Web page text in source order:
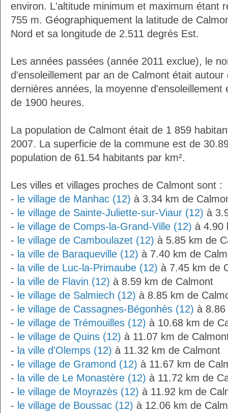
environ. L'altitude minimum et maximum étant
755 m. Géographiquement la latitude de
Nord et sa longitude de 2.511 degrés Est.
Les années passées (année 2011 exclue), le
d'ensoleillement par an de Calmont était
dernières années, la moyenne d'ensoleillement
de 1900 heures.
La population de Calmont était de 1 859
2007. La superficie de la commune est de
population de 61.54 habitants par km².
Les villes et villages proches de Calmont sont :
- le village de Manhac (12) à 3.34 km de
- le village de Sainte-Juliette-sur-Viaur (12) à
- le village de Comps-la-Grand-Ville (12) à 4.90
- le village de Camboulazet (12) à 5.85 km de
- la ville de Baraqueville (12) à 7.40 km de
- la ville de Luc-la-Primaube (12) à 7.45 km de
- la ville de Flavin (12) à 8.59 km de Calmont
- le village de Salmiech (12) à 8.85 km de
- le village de Cassagnes-Bégonhès (12) à 8.86
- le village de Trémouilles (12) à 10.68 km de
- le village de Quins (12) à 11.07 km de
- la ville d'Olemps (12) à 11.32 km de Calmont
- le village de Gramond (12) à 11.67 km de
- la ville de Le Monastère (12) à 11.72 km de
- le village de Moyrazès (12) à 11.92 km de
- le village de Boussac (12) à 12.06 km de